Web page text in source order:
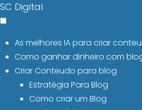
SC Digital
As melhores IA para criar
Como ganhar dinheiro com
Criar Conteudo para blog
Estratégia Para Blog
Como criar um Blog